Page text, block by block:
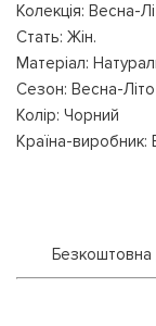
Колекція: Весна-
Стать: Жін.
Матеріал:
Сезон: Весна-Літо
Колір: Чорний
Країна-виробник:
Безкоштовна